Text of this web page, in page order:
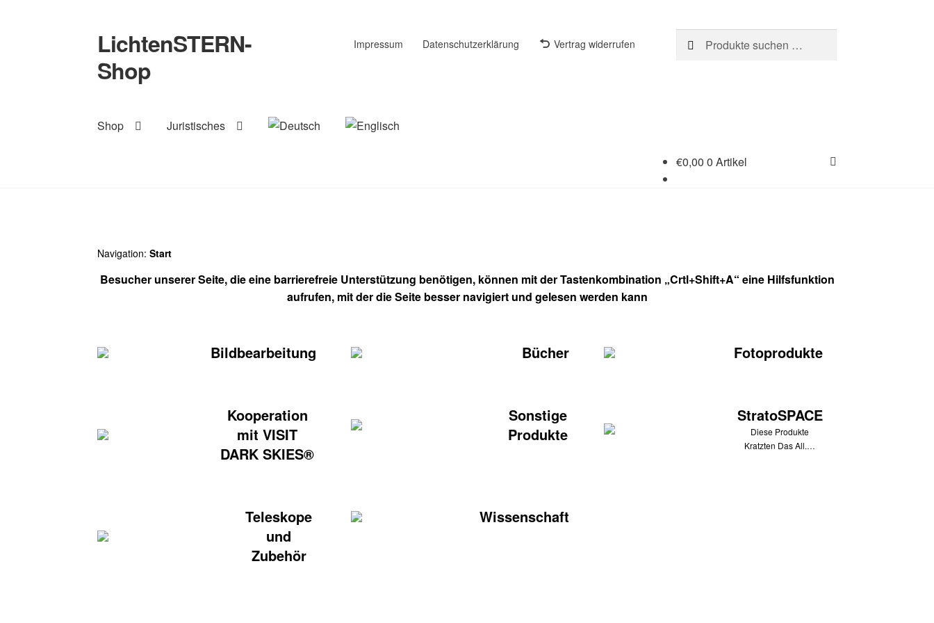
Zur
Navigation
springen
Zum
Inhalt
springen
LichtenSTERN-
Shop
Impressum Datenschutzerklärung Vertrag widerrufen
Suchen
nach:
Suchen
Shop Juristisches
€0,00 0 Artikel
Navigation:Start
Besucher unserer Seite, die eine barrierefreie Unterstützung benötigen, können mit der Tastenkombination „Crtl+Shift+A“ eine Hilfsfunktion
aufrufen, mit der die Seite besser navigiert und gelesen werden kann
Bildbearbeitung Bücher Fotoprodukte
Kooperation
mit VISIT
DARK SKIES®
Sonstige
Produkte
StratoSPACE
Diese Produkte
Kratzten Das All.…
Teleskope
und
Zubehör
Wissenschaft